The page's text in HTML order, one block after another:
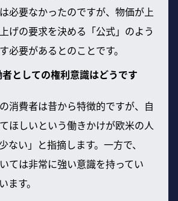
必要なかったのですが、物価が上
げの要求を決める「公式」のよう
必要があるとのことです。
としての権利意識はどうです
消費者は昔から特徴的ですが、自
ほしいという働きかけが欧米の人
ない」と指摘します。一方で、
ては非常に強い意識を持ってい
ます。